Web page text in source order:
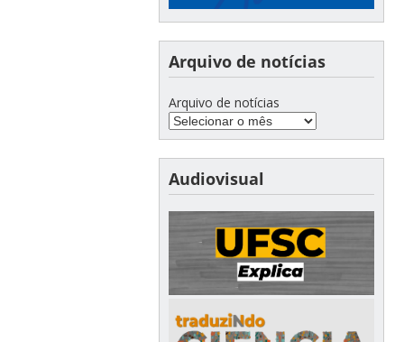
Arquivo de notícias
Arquivo de notícias
Audiovisual